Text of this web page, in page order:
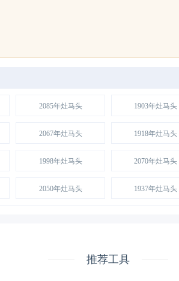
2085年灶马头 1903年灶马头
2067年灶马头 1918年灶马头
1998年灶马头 2070年灶马头
2050年灶马头 1937年灶马头
推荐工具